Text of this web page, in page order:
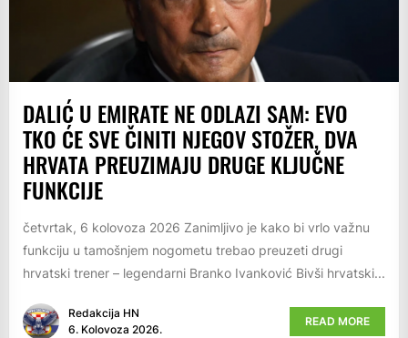
DALIĆ U EMIRATE NE ODLAZI SAM: EVO
TKO ĆE SVE ČINITI NJEGOV STOŽER, DVA
HRVATA PREUZIMAJU DRUGE KLJUČNE
FUNKCIJE
četvrtak, 6 kolovoza 2026 Zanimljivo je kako bi vrlo važnu
funkciju u tamošnjem nogometu trebao preuzeti drugi
hrvatski trener – legendarni Branko Ivanković Bivši hrvatski...
Redakcija HN
6. Kolovoza 2026.
READ MORE